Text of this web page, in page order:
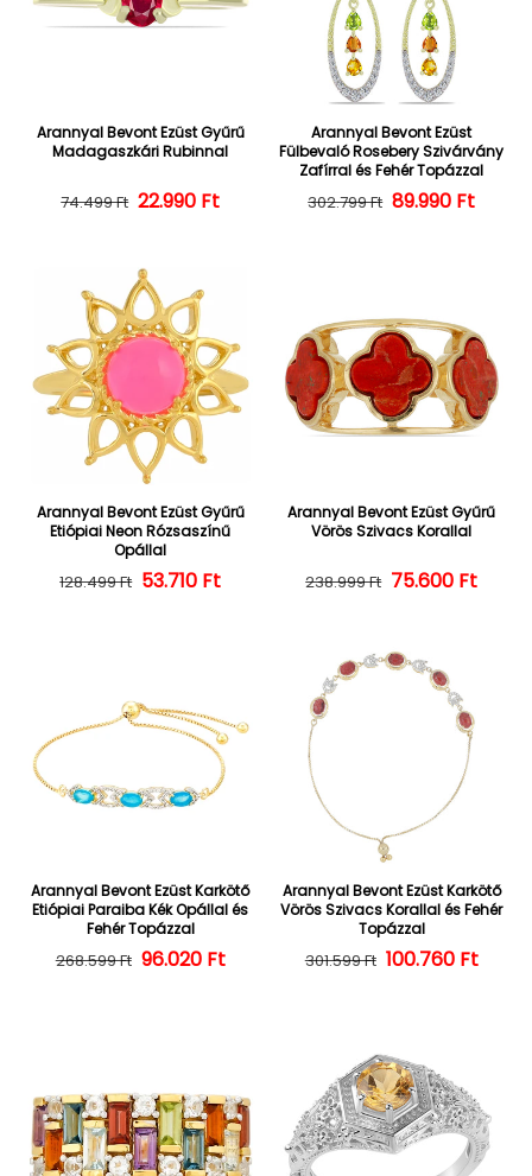
Arannyal Bevont Ezüst Gyűrű
Madagaszkári Rubinnal
Normál ár
74.499 Ft Kedvezményes ár
22.990 Ft
Arannyal Bevont Ezüst
Fülbevaló Rosebery Szivárvány
Zafírral és Fehér Topázzal
Normál ár
302.799 Ft 89.990 Ft
Arannyal Bevont Ezüst Gyűrű
Etiópiai Neon Rózsaszínű
Opállal
Normál ár
128.499 Ft Kedvezményes ár
53.710 Ft
Arannyal Bevont Ezüst Gyűrű
Vörös Szivacs Korallal
Normál ár
238.999 Ft 75.600 Ft
Arannyal Bevont Ezüst Karkötő
Etiópiai Paraiba Kék Opállal és
Fehér Topázzal
Normál ár
268.599 Ft Kedvezményes ár
96.020 Ft
Arannyal Bevont Ezüst Karkötő
Vörös Szivacs Korallal és Fehér
Topázzal
Normál ár
301.599 Ft 100.760 Ft